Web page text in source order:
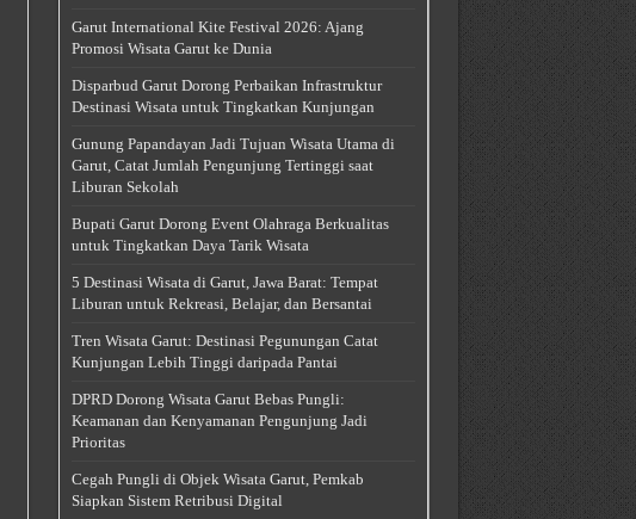
Garut International Kite Festival 2026: Ajang
Promosi Wisata Garut ke Dunia
Disparbud Garut Dorong Perbaikan Infrastruktur
Destinasi Wisata untuk Tingkatkan Kunjungan
Gunung Papandayan Jadi Tujuan Wisata Utama di
Garut, Catat Jumlah Pengunjung Tertinggi saat
Liburan Sekolah
Bupati Garut Dorong Event Olahraga Berkualitas
untuk Tingkatkan Daya Tarik Wisata
5 Destinasi Wisata di Garut, Jawa Barat: Tempat
Liburan untuk Rekreasi, Belajar, dan Bersantai
Tren Wisata Garut: Destinasi Pegunungan Catat
Kunjungan Lebih Tinggi daripada Pantai
DPRD Dorong Wisata Garut Bebas Pungli:
Keamanan dan Kenyamanan Pengunjung Jadi
Prioritas
Cegah Pungli di Objek Wisata Garut, Pemkab
Siapkan Sistem Retribusi Digital